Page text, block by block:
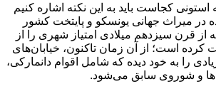
استونی کجاست باید به این نکته اشاره کنیم
در میراث جهانی یونسکو و پایتخت کشور
از قرن سیزدهم میلادی امتیاز شهری را از
کرده است؛ از آن زمان تاکنون، خیابان‌های
را به خود دیده که شامل اقوام دانمارکی،
و شوروی سابق می‌شود.